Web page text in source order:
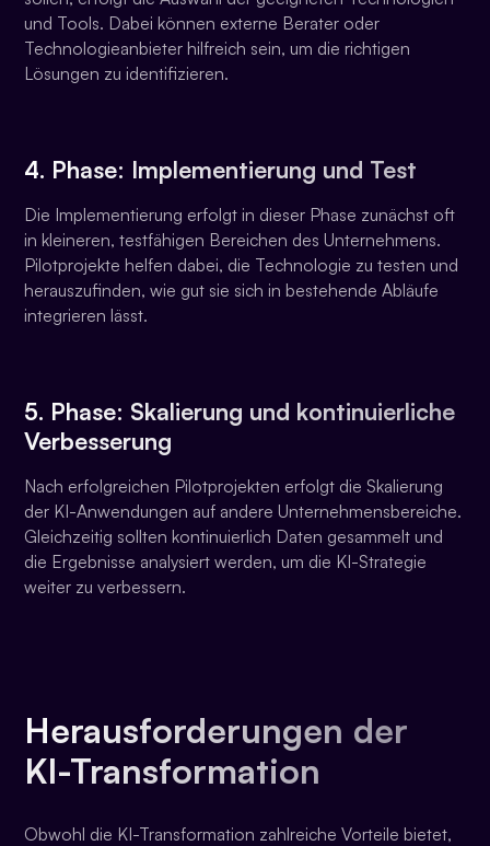
und Tools. Dabei können externe Berater oder
Technologieanbieter hilfreich sein, um die richtigen
Lösungen zu identifizieren.
4. Phase: Implementierung und Test
Die Implementierung erfolgt in dieser Phase zunächst oft
in kleineren, testfähigen Bereichen des Unternehmens.
Pilotprojekte helfen dabei, die Technologie zu testen und
herauszufinden, wie gut sie sich in bestehende Abläufe
integrieren lässt.
5. Phase: Skalierung und kontinuierliche
Verbesserung
Nach erfolgreichen Pilotprojekten erfolgt die Skalierung
der KI-Anwendungen auf andere Unternehmensbereiche.
Gleichzeitig sollten kontinuierlich Daten gesammelt und
die Ergebnisse analysiert werden, um die KI-Strategie
weiter zu verbessern.
Herausforderungen der
KI-Transformation
Obwohl die KI-Transformation zahlreiche Vorteile bietet,